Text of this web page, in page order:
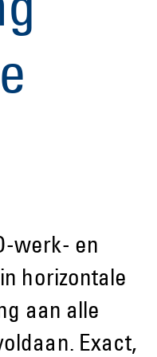
werk- en
horizontale
aan alle
Exact,